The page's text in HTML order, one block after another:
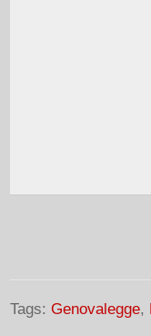
Tags: Genovalegge,